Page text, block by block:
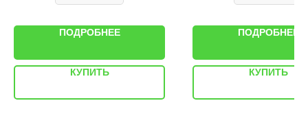
ПОДРОБНЕЕ
КУПИТЬ
ПОДРОБНЕЕ
КУПИТЬ